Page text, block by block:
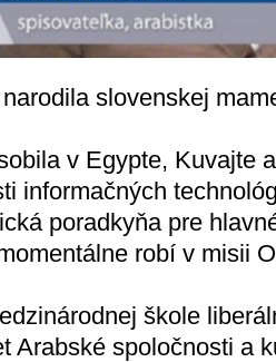
slovenskej
v Egypte, Kuvajte
informačných
poradkyňa pre
robí v misii
škole
Arabské spoločnosti a